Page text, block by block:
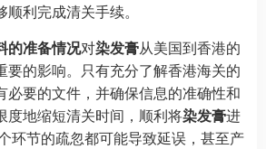
利完成清关手续。
的准备情况对染发膏从美国到香港的
要的影响。只有充分了解香港海关的
必要的文件，并确保信息的准确性和
度地缩短清关时间，顺利将染发膏进
环节的疏忽都可能导致延误，甚至产